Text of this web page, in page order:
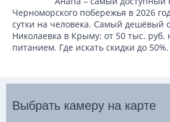
Черноморского побережья в 2026
сутки на человека. Самый дешёвый
Николаевка в Крыму: от 50 тыс. руб.
питанием. Где искать скидки до 50%.
Выбрать камеру на карте